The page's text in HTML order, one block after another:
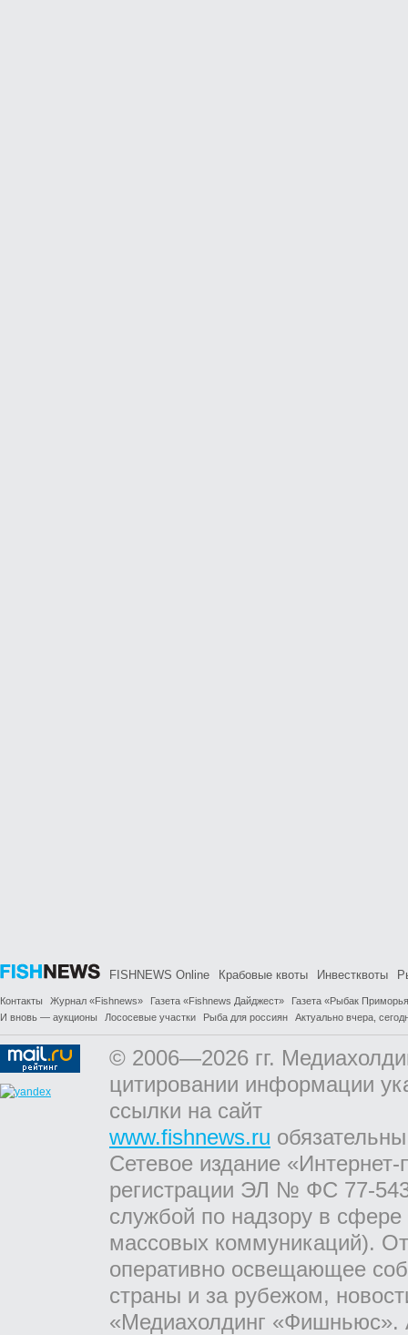
FISHNEWS Online Крабовые квоты Инвестквоты
Контакты Журнал «Fishnews» Газета «Fishnews Дайджест»
Газета «Рыбак
И вновь — аукционы
Лососевые участки Рыба для россиян Актуально вчера,
© 2006—2026 гг.
цитировании информации
ссылки на сайт
www.fishnews.ru
Сетевое издание
регистрации ЭЛ № ФС 77-
службой по надзору в
массовых коммуникаций).
оперативно освещающее
страны и за рубежом,
«Медиахолдинг «Фишньюс».